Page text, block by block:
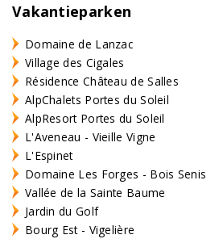
Vakantieparken
Domaine de Lanzac
Village des Cigales
Résidence Château de Salles
AlpChalets Portes du Soleil
AlpResort Portes du Soleil
L'Aveneau - Vieille Vigne
L'Espinet
Domaine Les Forges - Bois Senis
Vallée de la Sainte Baume
Jardin du Golf
Bourg Est - Vigelière